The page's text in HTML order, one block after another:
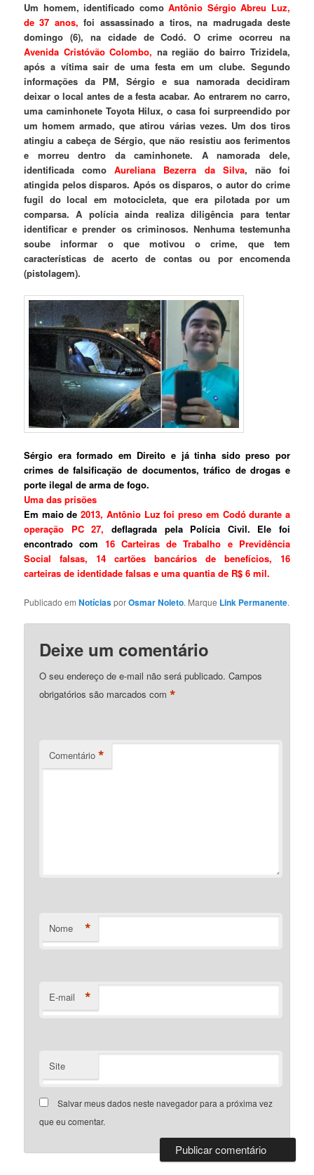
Um homem, identificado comoAntônio Sérgio Abreu Luz,
de 37 anos, foi assassinado a tiros, na madrugada deste
domingo (6), na cidade de Codó. O crime ocorreu na
Avenida Cristóvão Colombo, na região do bairro Trizidela,
após a vítima sair de uma festa em um clube. Segundo
informações da PM, Sérgio e sua namorada decidiram
deixar o local antes de a festa acabar. Ao entrarem no carro,
uma caminhonete Toyota Hilux, o casa foi surpreendido por
um homem armado, que atirou várias vezes. Um dos tiros
atingiu a cabeça de Sérgio, que não resistiu aos ferimentos
e morreu dentro da caminhonete. A namorada dele,
identificada comoAureliana Bezerra da Silva, não foi
atingida pelos disparos. Após os disparos, o autor do crime
fugil do local em motocicleta, que era pilotada por um
comparsa. A polícia ainda realiza diligência para tentar
identificar e prender os criminosos. Nenhuma testemunha
soube informar o que motivou o crime, que tem
características de acerto de contas ou por encomenda
(pistolagem).
Sérgio era formado em Direito e já tinha sido preso por
crimes de falsificação de documentos, tráfico de drogas e
porte ilegal de arma de fogo.
Uma das prisões
Em maio de2013, Antônio Luz foi preso em Codó durante a
operação PC 27, deflagrada pela Polícia Civil. Ele foi
encontrado com 16 Carteiras de Trabalho e Previdência
Social falsas, 14 cartões bancários de benefícios, 16
carteiras de identidade falsas e uma quantia de R$ 6 mil.
Publicado emNotíciasporOsmar Noleto. Marque Link Permanente.
Deixe um comentário
O seu endereço de e-mail não será publicado. Campos
obrigatórios são marcados com*
Comentário *
Nome *
E-mail *
Site
Salvar meus dados neste navegador para a próxima vez
que eu comentar.